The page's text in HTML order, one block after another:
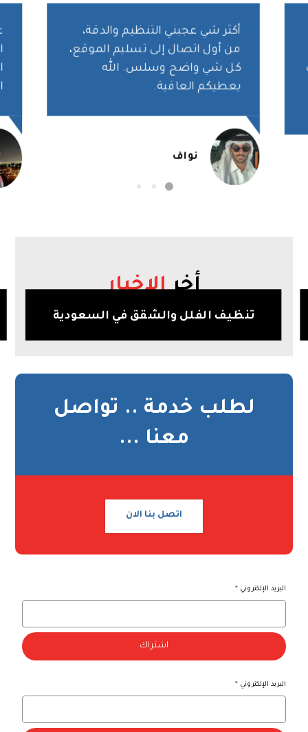
أكثر شي عجبني التنظيم والدقة،
من أول اتصال إلى تسليم الموقع،
كل شي واضح وسلس. الله
يعطيكم العافية.
نواف
أخرالاخبار
تنظيف الفلل والشقق في السعودية
لطلب خدمة .. تواصل
معنا ...
اتصل بنا الان
البريد الإلكتروني*
اشتراك
البريد الإلكتروني*